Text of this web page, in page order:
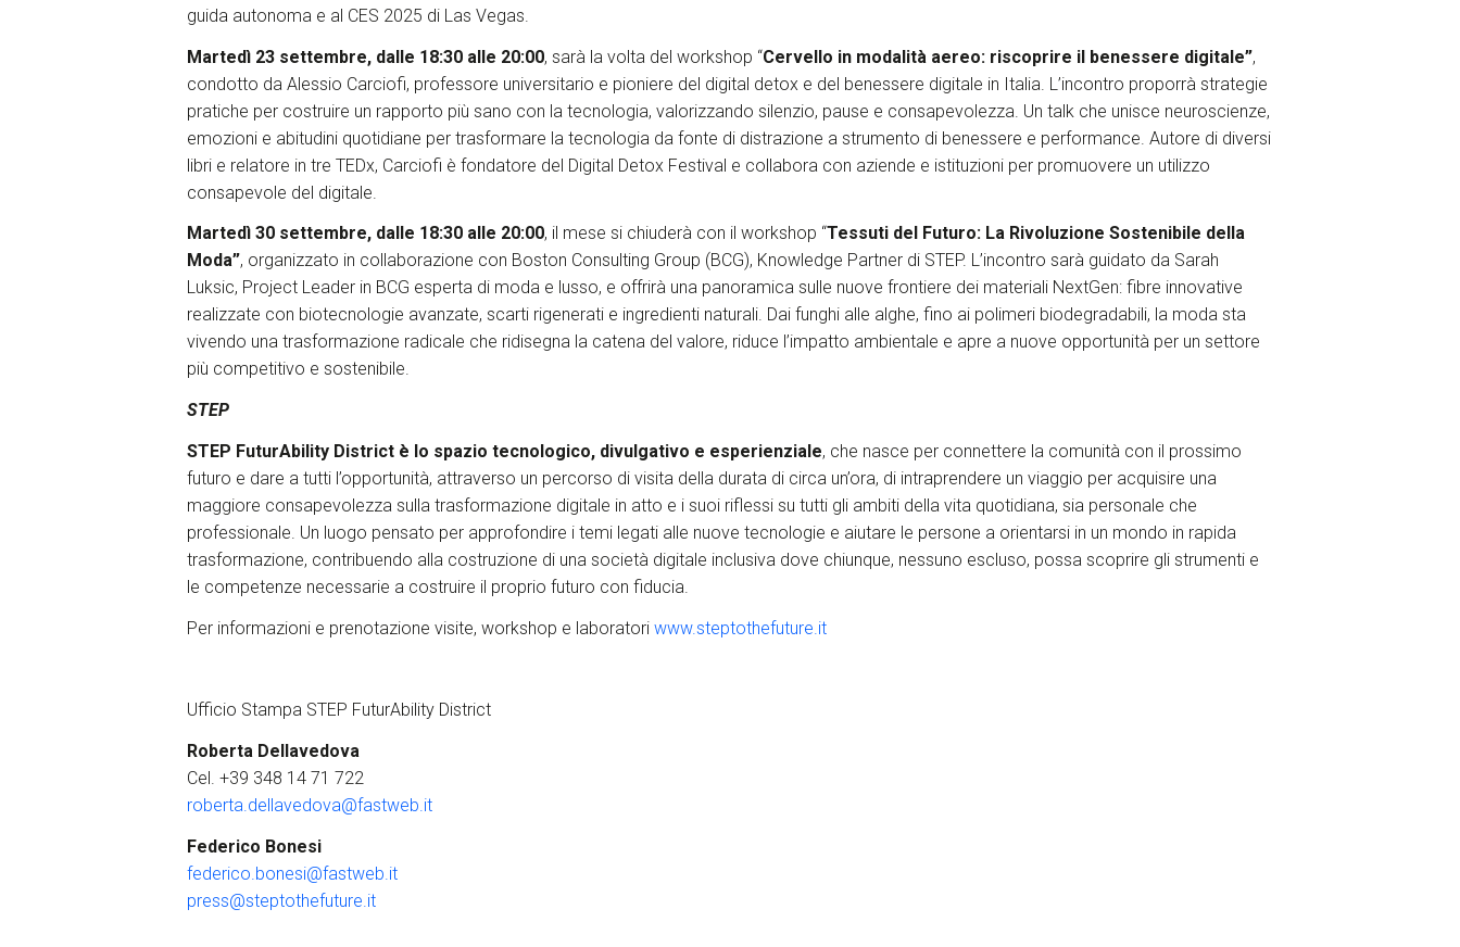
guida autonoma e al CES 2025 di Las Vegas.
Martedì 23 settembre, dalle 18:30 alle 20:00, sarà la volta del workshop “Cervello in modalità aereo: riscoprire il benessere digitale”,
condotto da Alessio Carciofi, professore universitario e pioniere del digital detox e del benessere digitale in Italia. L’incontro proporrà strategie
pratiche per costruire un rapporto più sano con la tecnologia, valorizzando silenzio, pause e consapevolezza. Un talk che unisce neuroscienze,
emozioni e abitudini quotidiane per trasformare la tecnologia da fonte di distrazione a strumento di benessere e performance. Autore di diversi
libri e relatore in tre TEDx, Carciofi è fondatore del Digital Detox Festival e collabora con aziende e istituzioni per promuovere un utilizzo
consapevole del digitale.
Martedì 30 settembre, dalle 18:30 alle 20:00, il mese si chiuderà con il workshop “Tessuti del Futuro: La Rivoluzione Sostenibile della
Moda”, organizzato in collaborazione con Boston Consulting Group (BCG), Knowledge Partner di STEP. L’incontro sarà guidato da Sarah
Luksic, Project Leader in BCG esperta di moda e lusso, e offrirà una panoramica sulle nuove frontiere dei materiali NextGen: fibre innovative
realizzate con biotecnologie avanzate, scarti rigenerati e ingredienti naturali. Dai funghi alle alghe, fino ai polimeri biodegradabili, la moda sta
vivendo una trasformazione radicale che ridisegna la catena del valore, riduce l’impatto ambientale e apre a nuove opportunità per un settore
più competitivo e sostenibile.
STEP
STEP FuturAbility District è lo spazio tecnologico, divulgativo e esperienziale, che nasce per connettere la comunità con il prossimo
futuro e dare a tutti l’opportunità, attraverso un percorso di visita della durata di circa un’ora, di intraprendere un viaggio per acquisire una
maggiore consapevolezza sulla trasformazione digitale in atto e i suoi riflessi su tutti gli ambiti della vita quotidiana, sia personale che
professionale. Un luogo pensato per approfondire i temi legati alle nuove tecnologie e aiutare le persone a orientarsi in un mondo in rapida
trasformazione, contribuendo alla costruzione di una società digitale inclusiva dove chiunque, nessuno escluso, possa scoprire gli strumenti e
le competenze necessarie a costruire il proprio futuro con fiducia.
Per informazioni e prenotazione visite, workshop e laboratori www.steptothefuture.it
Ufficio Stampa STEP FuturAbility District
Roberta Dellavedova
Cel. +39 348 14 71 722
roberta.dellavedova@fastweb.it
Federico Bonesi
federico.bonesi@fastweb.it
press@steptothefuture.it